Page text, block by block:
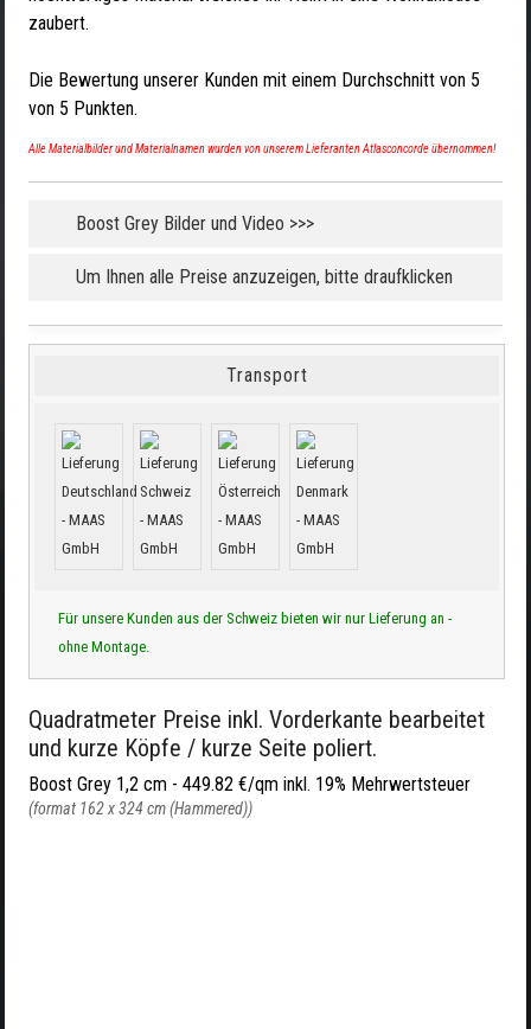
zaubert.
Die Bewertung unserer Kunden mit einem Durchschnitt von 5
von 5 Punkten.
Alle Materialbilder und Materialnamen wurden von unserem Lieferanten Atlasconcorde übernommen!
Boost Grey Bilder und Video >>>
Um Ihnen alle Preise anzuzeigen, bitte draufklicken
Transport
Für unsere Kunden aus der Schweiz bieten wir nur Lieferung an -
ohne Montage.
Quadratmeter Preise inkl. Vorderkante bearbeitet
und kurze Köpfe / kurze Seite poliert.
Boost Grey 1,2 cm - 449.82 €/qm inkl. 19% Mehrwertsteuer
(format 162 x 324 cm (Hammered))